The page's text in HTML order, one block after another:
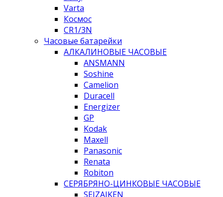
Varta
Космос
CR1/3N
Часовые батарейки
АЛКАЛИНОВЫЕ ЧАСОВЫЕ
ANSMANN
Soshine
Camelion
Duracell
Energizer
GP
Kodak
Maxell
Panasonic
Renata
Robiton
СЕРЯБРЯНО-ЦИНКОВЫЕ ЧАСОВЫЕ
SEIZAIKEN